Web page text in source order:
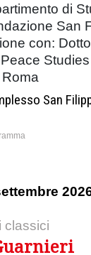
di
San
con:
San
classici